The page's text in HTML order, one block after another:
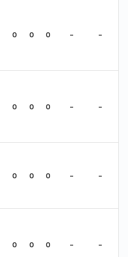
0 0 0 - -
0 0 0 - -
0 0 0 - -
0 0 0 - -